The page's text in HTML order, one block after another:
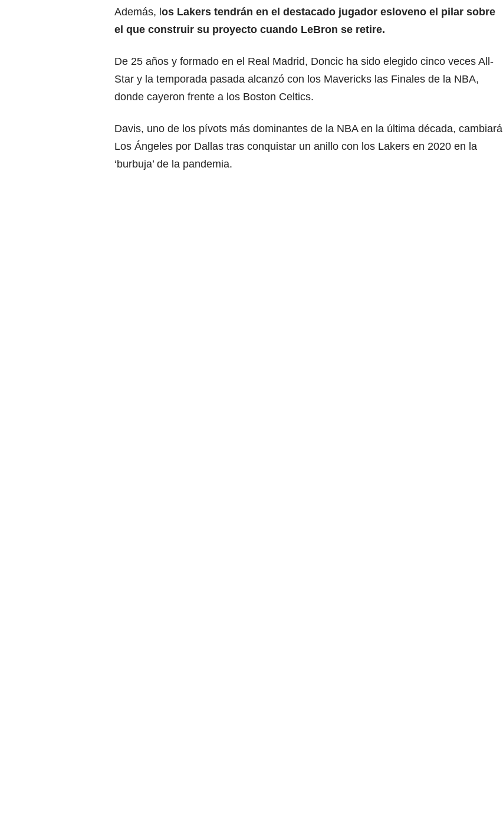
Además, l os Lakers tendrán en el destacado jugador esloveno el pilar sobre
el que construir su proyecto cuando LeBron se retire.
De 25 años y formado en el Real Madrid, Doncic ha sido elegido cinco veces All-
Star y la temporada pasada alcanzó con los Mavericks las Finales de la NBA,
donde cayeron frente a los Boston Celtics.
Davis, uno de los pívots más dominantes de la NBA en la última década, cambiará
Los Ángeles por Dallas tras conquistar un anillo con los Lakers en 2020 en la
‘burbuja’ de la pandemia.